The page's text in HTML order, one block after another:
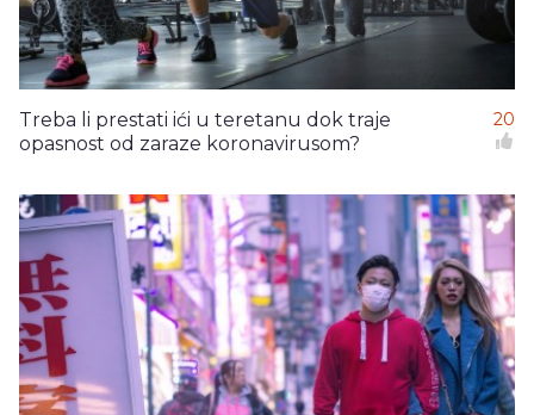
Treba li prestati ići u teretanu dok traje
opasnost od zaraze koronavirusom?
20